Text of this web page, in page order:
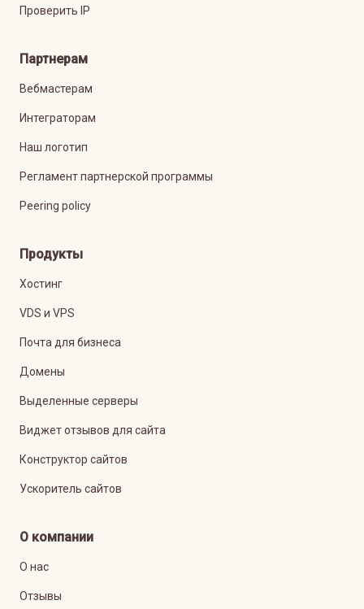
Проверить IP
Партнерам
Вебмастерам
Интеграторам
Наш логотип
Регламент партнерской программы
Peering policy
Продукты
Хостинг
VDS и VPS
Почта для бизнеса
Домены
Выделенные серверы
Виджет отзывов для сайта
Конструктор сайтов
Ускоритель сайтов
О компании
О нас
Отзывы